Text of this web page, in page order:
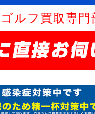
ゴルフ買取専門